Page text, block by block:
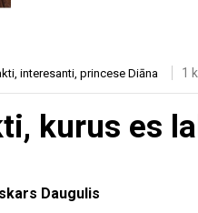
interesanti princese Diāna 1
kurus es
Daugulis